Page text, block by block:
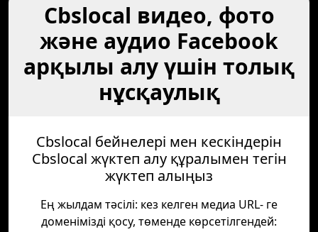
Cbslocal видео, фото
және аудио Facebook
арқылы алу үшін толық
нұсқаулық
Cbslocal бейнелері мен кескіндерін
Cbslocal жүктеп алу құралымен тегін
жүктеп алыңыз
Ең жылдам тәсілі: кез келген медиа URL- ге
доменімізді қосу, төменде көрсетілгендей: